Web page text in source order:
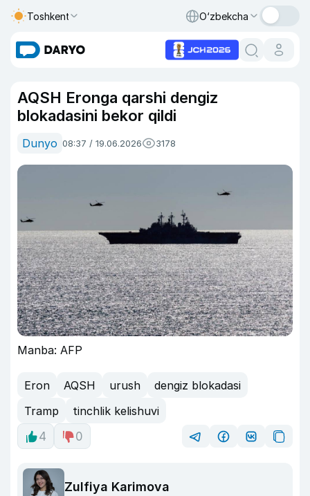
Toshkent O‘zbekcha
AQSH Eronga qarshi dengiz
blokadasini bekor qildi
Dunyo 08:37 / 19.06.2026 3178
Manba: AFP
Eron AQSH urush
dengiz blokadasi
Tramp
tinchlik kelishuvi
4
0
Zulfiya Karimova